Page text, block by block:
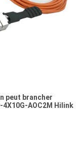
peut brancher
AOC2M Hilink